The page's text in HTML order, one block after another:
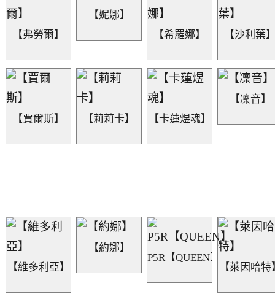
【弗勞爾】
【妮娜】
【希羅娜】
【沙利葉
【賈爾斯】 【莉莉卡】 【卡蓮煜魂】
【凜音】
【維多利亞】
【約娜】
P5R【QUEEN】
【萊因哈特